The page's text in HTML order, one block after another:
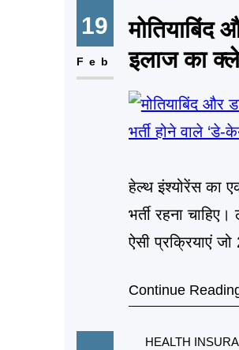
19
Feb
मोतियाबिंद
इलाज का
हेल्थ इंश्योरेंस का
भर्ती रहना
ऐसी प्रक्रियाएं
Continue
HEALTH